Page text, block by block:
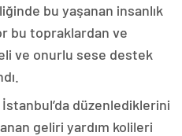
bu yaşanan insanlık
bu topraklardan ve
ve onurlu sese destek
düzenlediklerini
geliri yardım kolileri